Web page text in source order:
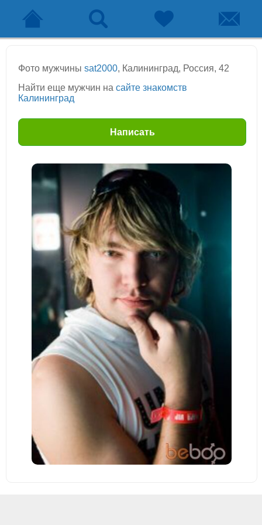
Фото мужчины sat2000, Калининград, Россия, 42
Найти еще мужчин на сайте знакомств
Калининград
Написать